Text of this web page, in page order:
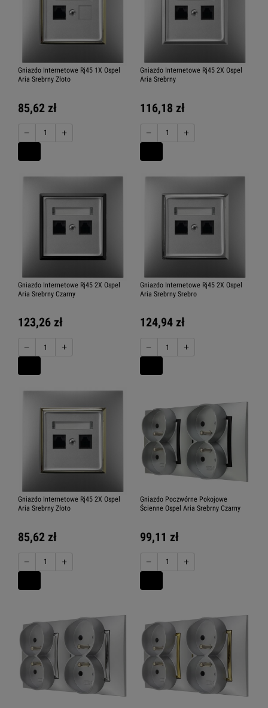
Gniazdo Internetowe Rj45 1X Ospel
Aria Srebrny Złoto
85,62 zł
− +
Gniazdo Internetowe Rj45 2X Ospel
Aria Srebrny
116,18 zł
− +
Gniazdo Internetowe Rj45 2X Ospel
Aria Srebrny Czarny
123,26 zł
− +
Gniazdo Internetowe Rj45 2X Ospel
Aria Srebrny Srebro
124,94 zł
− +
Gniazdo Internetowe Rj45 2X Ospel
Aria Srebrny Złoto
85,62 zł
− +
Gniazdo Poczwórne Pokojowe
Ścienne Ospel Aria Srebrny Czarny
99,11 zł
− +